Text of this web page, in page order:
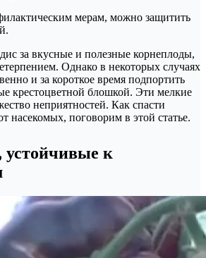
мерам, можно защитить
за вкусные и полезные корнеплоды,
Однако в некоторых случаях
и за короткое время подпортить
крестоцветной блошкой. Эти мелкие
неприятностей. Как спасти
насекомых, поговорим в этой статье.
устойчивые к